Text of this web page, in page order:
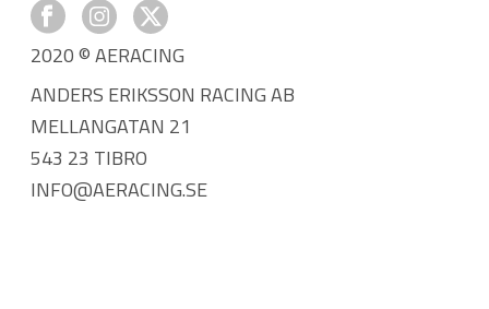
2020 © AERACING
ANDERS ERIKSSON RACING AB
MELLANGATAN 21
543 23 TIBRO
INFO@AERACING.SE